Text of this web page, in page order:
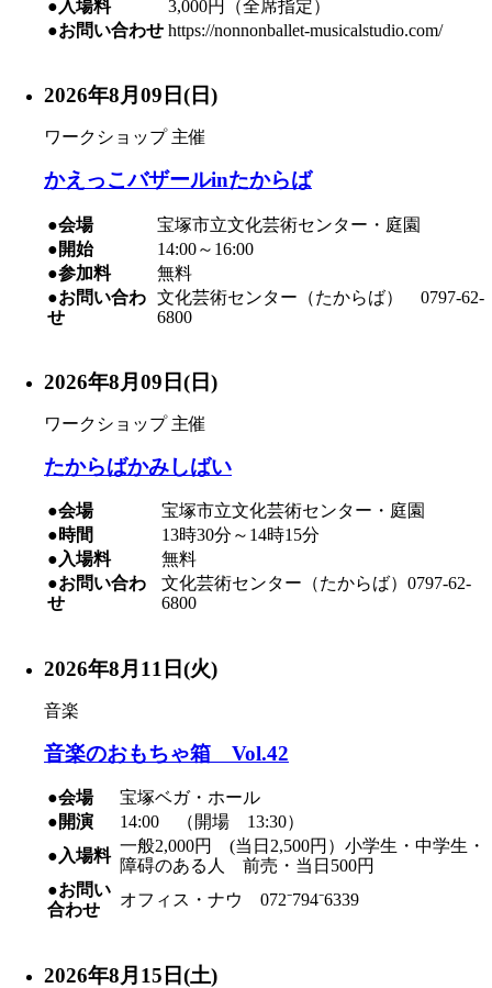
●入場料
3,000円（全席指定）
●お問い合わせ https://nonnonballet-musicalstudio.com/
2026年8月09日(日)
ワークショップ 主催
かえっこバザールinたからば
●会場
宝塚市立文化芸術センター・庭園
●開始
14:00～16:00
●参加料
無料
●お問い合わ
せ
文化芸術センター（たからば） 0797-62-
6800
2026年8月09日(日)
ワークショップ 主催
たからばかみしばい
●会場
宝塚市立文化芸術センター・庭園
●時間
13時30分～14時15分
●入場料
無料
●お問い合わ
せ
文化芸術センター（たからば）0797-62-
6800
2026年8月11日(火)
音楽
音楽のおもちゃ箱 Vol.42
●会場
宝塚ベガ・ホール
●開演
14:00 （開場 13:30）
●入場料
一般2,000円 (当日2,500円）小学生・中学生・
障碍のある人 前売・当日500円
●お問い
合わせ
オフィス・ナウ 072⁻794⁻6339
2026年8月15日(土)